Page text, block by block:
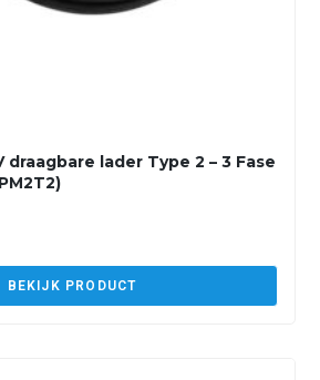
lader Type 2 – 3 Fase
BEKIJK PRODUCT